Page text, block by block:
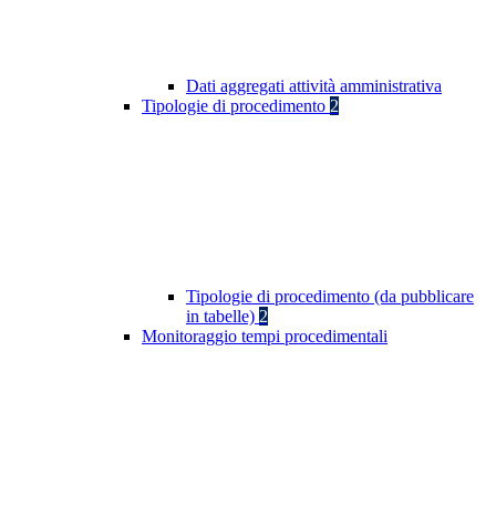
Dati aggregati attività amministrativa
Tipologie di procedimento 2
Tipologie di procedimento (da pubblicare
in tabelle) 2
Monitoraggio tempi procedimentali